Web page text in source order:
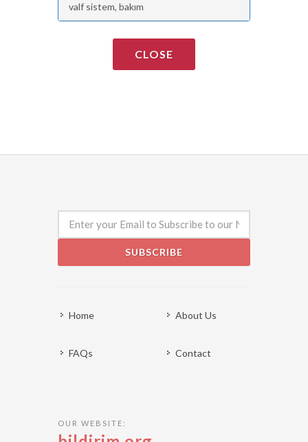
valf sistem, bakım
CLOSE
SUBSCRIBE
Home About Us
FAQs Contact
OUR WEBSITE: